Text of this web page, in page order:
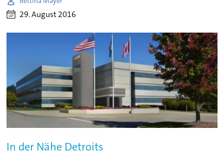
29. August 2016
In der Nähe Detroits